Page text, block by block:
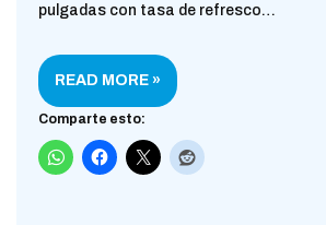
pulgadas con tasa de refresco…
READ MORE »
Comparte esto: